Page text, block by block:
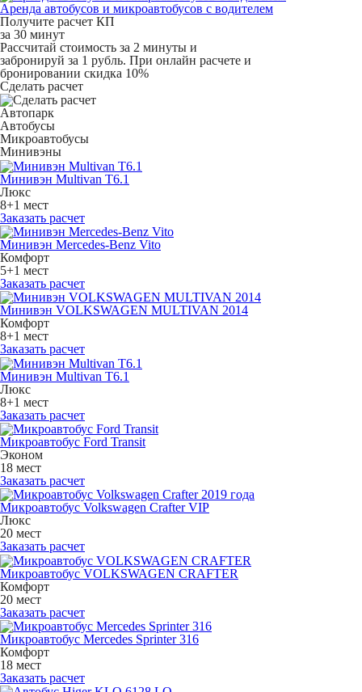
Аренда автобусов и микроавтобусов с водителем
Получите расчет КП
за 30 минут
Рассчитай стоимость за 2 минуты и
забронируй за 1 рубль. При онлайн расчете и
бронировании скидка 10%
Сделать расчет
Автопарк
Автобусы
Микроавтобусы
Минивэны
Минивэн Multivan Т6.1
Люкс
8+1 мест
Заказать расчет
Минивэн Mercedes-Benz Vito
Комфорт
5+1 мест
Заказать расчет
Минивэн VOLKSWAGEN MULTIVAN 2014
Комфорт
8+1 мест
Заказать расчет
Минивэн Multivan Т6.1
Люкс
8+1 мест
Заказать расчет
Микроавтобус Ford Transit
Эконом
18 мест
Заказать расчет
Микроавтобус Volkswagen Crafter VIP
Люкс
20 мест
Заказать расчет
Микроавтобус VOLKSWAGEN CRAFTER
Комфорт
20 мест
Заказать расчет
Микроавтобус Mercedes Sprinter 316
Комфорт
18 мест
Заказать расчет